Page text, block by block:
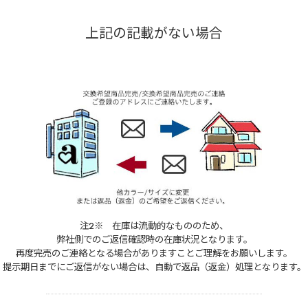
上記の記載がない場合
注2※ 在庫は流動的なもののため、
弊社側でのご返信確認時の在庫状況となります。
再度完売のご連絡となる場合がありますことご理解をお願いします。
提示期日までにご返信がない場合は、自動で返品（返金）処理となります。